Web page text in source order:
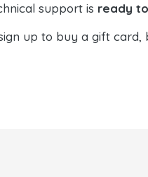
support is ready
up to buy a gift